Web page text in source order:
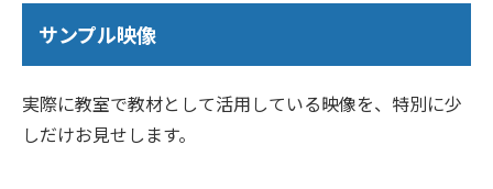
サンプル映像
実際に教室で教材として活用している映像を、特別に少
しだけお見せします。